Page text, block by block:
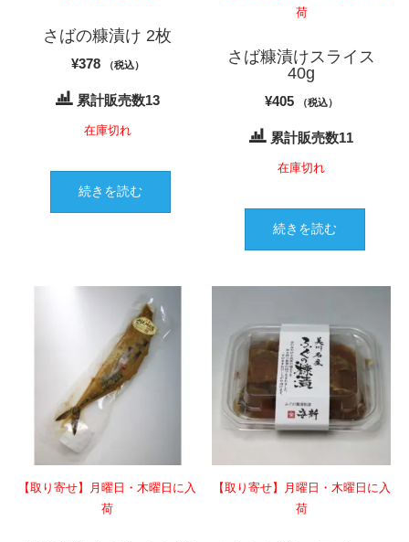
さばの糠漬け 2枚
¥378 （税込）
累計販売数13
在庫切れ
続きを読む
荷
さば糠漬けスライス
40g
¥405 （税込）
累計販売数11
在庫切れ
続きを読む
【取り寄せ】月曜日・木曜日に入
荷
【取り寄せ】月曜日・木曜日に入
荷